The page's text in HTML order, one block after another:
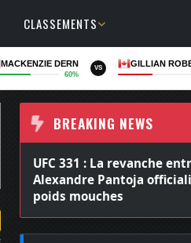
CLASSEMENTS
MACKENZIE DERN
60%
VS GILLIAN
BREAKING NEWS
UFC 331 : La revanche
Alexandre Pantoja
poids mouches